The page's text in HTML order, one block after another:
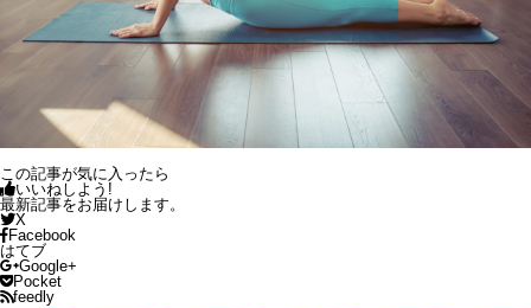
この記事が気に入ったら
いいねしよう!
最新記事をお届けします。
X
Facebook
はてブ
Google+
Pocket
feedly